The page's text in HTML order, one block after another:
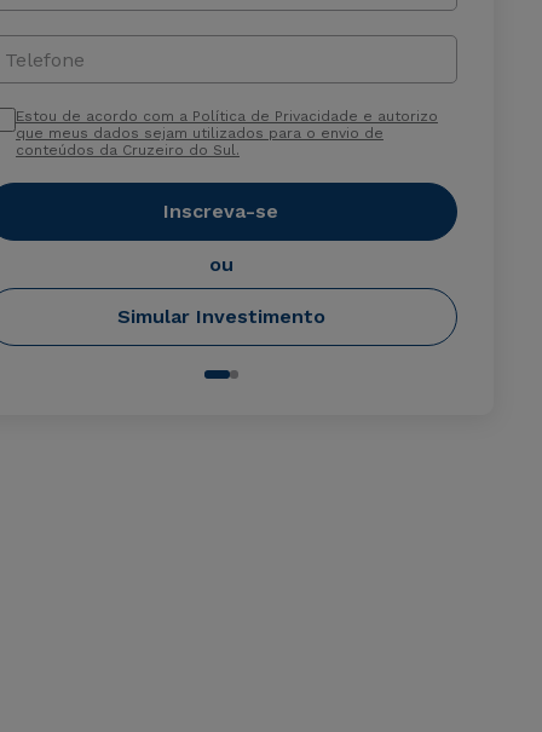
Telefone
Estou de acordo com a Política de Privacidade e autorizo
que meus dados sejam utilizados para o envio de
conteúdos da Cruzeiro do Sul.
Inscreva-se
ou
Simular Investimento